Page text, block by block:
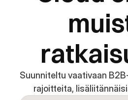
Suunniteltu vaativaan
rajoitteita,